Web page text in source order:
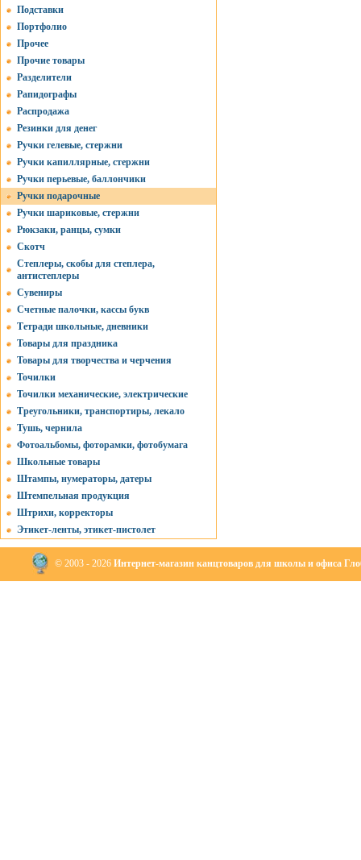
Подставки
Портфолио
Прочее
Прочие товары
Разделители
Рапидографы
Распродажа
Резинки для денег
Ручки гелевые, стержни
Ручки капиллярные, стержни
Ручки перьевые, баллончики
Ручки подарочные
Ручки шариковые, стержни
Рюкзаки, ранцы, сумки
Скотч
Степлеры, скобы для степлера,
антистеплеры
Сувениры
Счетные палочки, кассы букв
Тетради школьные, дневники
Товары для праздника
Товары для творчества и черчения
Точилки
Точилки механические, электрические
Треугольники, транспортиры, лекало
Тушь, чернила
Фотоальбомы, фоторамки, фотобумага
Школьные товары
Штампы, нумераторы, датеры
Штемпельная продукция
Штрихи, корректоры
Этикет-ленты, этикет-пистолет
© 2003 - 2026 Интернет-магазин канцтоваров для школы и офиса